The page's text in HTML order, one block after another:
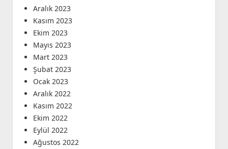
Aralık 2023
Kasım 2023
Ekim 2023
Mayıs 2023
Mart 2023
Şubat 2023
Ocak 2023
Aralık 2022
Kasım 2022
Ekim 2022
Eylül 2022
Ağustos 2022